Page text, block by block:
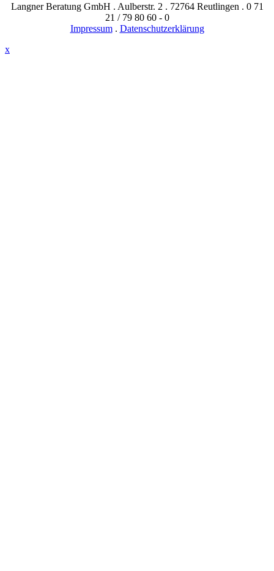
Langner Beratung GmbH . Aulberstr. 2 . 72764 Reutlingen . 0 71
21 / 79 80 60 - 0
Impressum. Datenschutzerklärung
x